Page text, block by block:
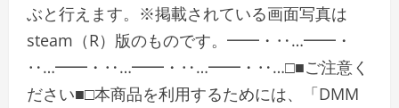
ぶと行えます。※掲載されている画面写真は
steam（R）版のものです。━━・‥…━━・
‥…━━・‥…━━・‥…━━・‥…□■ご注意く
ださい■□本商品を利用するためには、「DMM